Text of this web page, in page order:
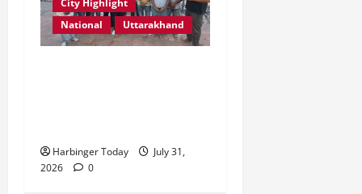
National
Uttarakhand
Harbinger Today
July 31,
2026
0